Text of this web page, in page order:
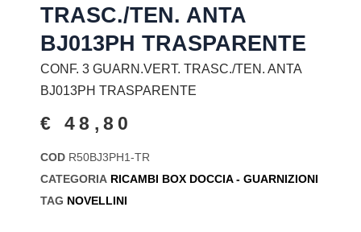
TRASC./TEN. ANTA
BJ013PH TRASPARENTE
CONF. 3 GUARN.VERT. TRASC./TEN. ANTA
BJ013PH TRASPARENTE
€ 48,80
COD R50BJ3PH1-TR
CATEGORIA RICAMBI BOX DOCCIA - GUARNIZIONI
TAG NOVELLINI